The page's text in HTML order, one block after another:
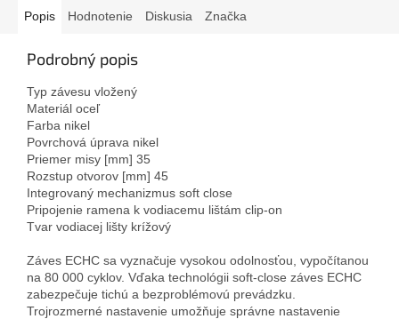
Popis Hodnotenie Diskusia Značka
Podrobný popis
Typ závesu vložený
Materiál oceľ
Farba nikel
Povrchová úprava nikel
Priemer misy [mm] 35
Rozstup otvorov [mm] 45
Integrovaný mechanizmus soft close
Pripojenie ramena k vodiacemu lištám clip-on
Tvar vodiacej lišty krížový
Záves ECHC sa vyznačuje vysokou odolnosťou, vypočítanou
na 80 000 cyklov. Vďaka technológii soft-close záves ECHC
zabezpečuje tichú a bezproblémovú prevádzku.
Trojrozmerné nastavenie umožňuje správne nastavenie